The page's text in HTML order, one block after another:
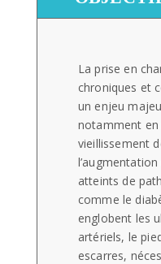
La prise en
chroniques et
un enjeu
notamment en
vieillissement
atteints de
comme le
englobent les
artériels, le
escarres,